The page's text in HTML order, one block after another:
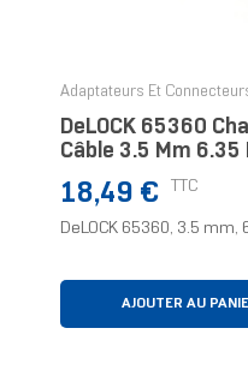
Adaptateurs Et
DeLOCK 65360
Câble 3.5 Mm 6.35
Prix
18,49 € TTC
DeLOCK 65360, 3.5 mm,
AJOUTER AU